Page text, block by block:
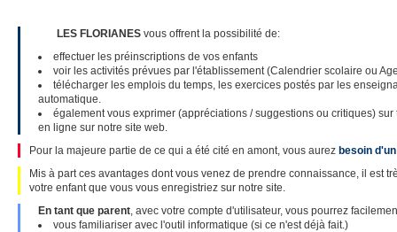
LES FLORIANES vous offrent la possibilité de:
effectuer les préinscriptions de vos enfants
voir les activités prévues par l'établissement (Calendrier scolaire ou
télécharger les emplois du temps, les exercices postés par les
automatique.
également vous exprimer (appréciations / suggestions ou critiques)
en ligne sur notre site web.
Pour la majeure partie de ce qui a été cité en amont, vous aurez besoin
Mis à part ces avantages dont vous venez de prendre connaissance, il est
votre enfant que vous vous enregistriez sur notre site.
En tant que parent, avec votre compte d'utilisateur, vous pourrez
vous familiariser avec l'outil informatique (si ce n'est déjà fait.)